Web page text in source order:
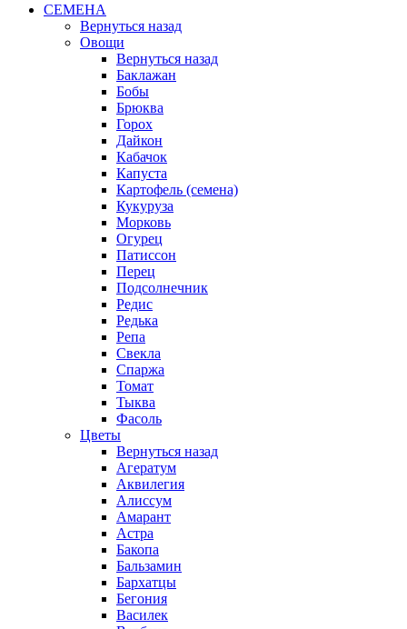
СЕМЕНА
Вернуться назад
Овощи
Вернуться назад
Баклажан
Бобы
Брюква
Горох
Дайкон
Кабачок
Капуста
Картофель (семена)
Кукуруза
Морковь
Огурец
Патиссон
Перец
Подсолнечник
Редис
Редька
Репа
Свекла
Спаржа
Томат
Тыква
Фасоль
Цветы
Вернуться назад
Агератум
Аквилегия
Алиссум
Амарант
Астра
Бакопа
Бальзамин
Бархатцы
Бегония
Василек